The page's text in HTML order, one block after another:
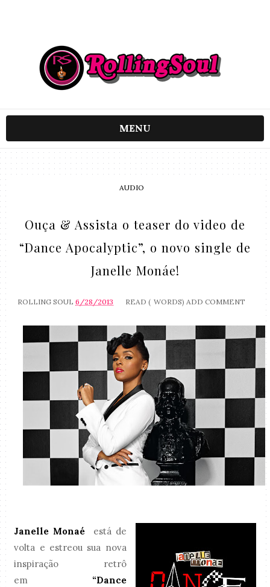
MENU
AUDIO
Ouça & Assista o teaser do video de
“Dance Apocalyptic”, o novo single de
Janelle Monáe!
ROLLING SOUL 6/28/2013 READ ( WORDS) ADD COMMENT
Janelle Monaé está de
volta e estreou sua nova
inspiração retrô
em “Dance